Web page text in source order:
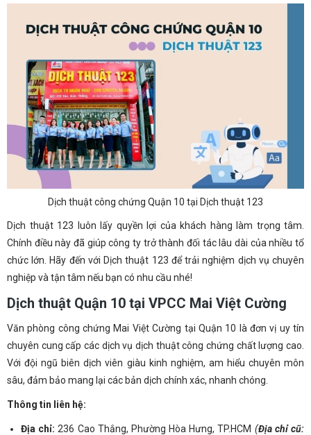
Dịch thuật công chứng Quận 10 tại Dịch thuật 123
Dịch thuật 123 luôn lấy quyền lợi của khách hàng làm trọng tâm.
Chính điều này đã giúp công ty trở thành đối tác lâu dài của nhiều tổ
chức lớn. Hãy đến với Dịch thuật 123 để trải nghiệm dịch vụ chuyên
nghiệp và tận tâm nếu bạn có nhu cầu nhé!
Dịch thuật Quận 10 tại VPCC Mai Việt Cường
Văn phòng công chứng Mai Việt Cường tại Quận 10 là đơn vị uy tín
chuyên cung cấp các dịch vụ dịch thuật công chứng chất lượng cao.
Với đội ngũ biên dịch viên giàu kinh nghiệm, am hiểu chuyên môn
sâu, đảm bảo mang lại các bản dịch chính xác, nhanh chóng.
Thông tin liên hệ:
Địa chỉ: 236 Cao Thắng, Phường Hòa Hưng, TP.HCM (Địa chỉ cũ: